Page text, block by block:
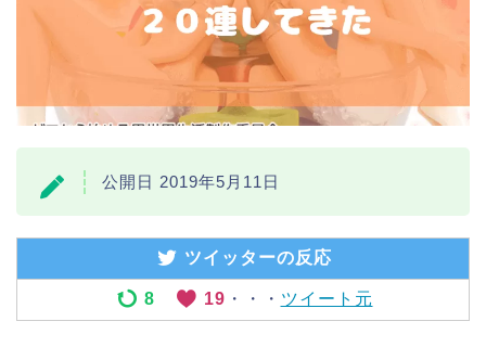
公開日 2019年5月11日
ツイッターの反応
8 19 ・・・ ツイート元